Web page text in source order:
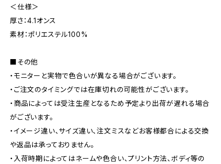
＜仕様＞
厚さ：4.1オンス
素材：ポリエステル100%
■その他
・モニターと実物で色合いが異なる場合がございます。
・ご注文のタイミングでは在庫切れの可能性がございます。
・商品によっては受注生産となるため予定より出荷が遅れる場合
がございます。
・イメージ違い、サイズ違い、注文ミスなどお客様都合による交換
や返品は承っておりません。
・入荷時期によってはネームや色合い、プリント方法、ボディ等の